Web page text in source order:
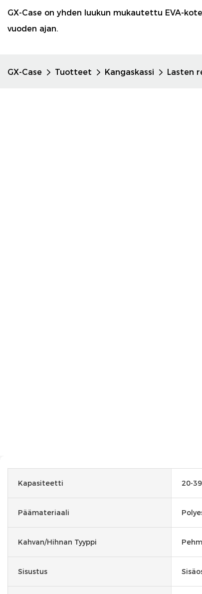
GX-Case on yhden luukun mukautettu EVA-
vuoden ajan.
GX-Case Tuotteet Kangaskassi Lasten
Kapasiteetti 20-
Päämateriaali
Kahvan/hihnan Tyyppi
Sisustus